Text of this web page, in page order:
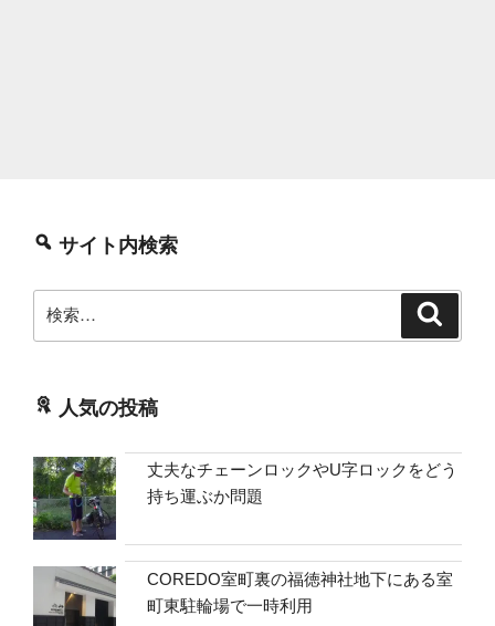
サイト内検索
索:
人気の投稿
丈夫なチェーンロックやU字ロックをどう
持ち運ぶか問題
COREDO室町裏の福徳神社地下にある室
町東駐輪場で一時利用